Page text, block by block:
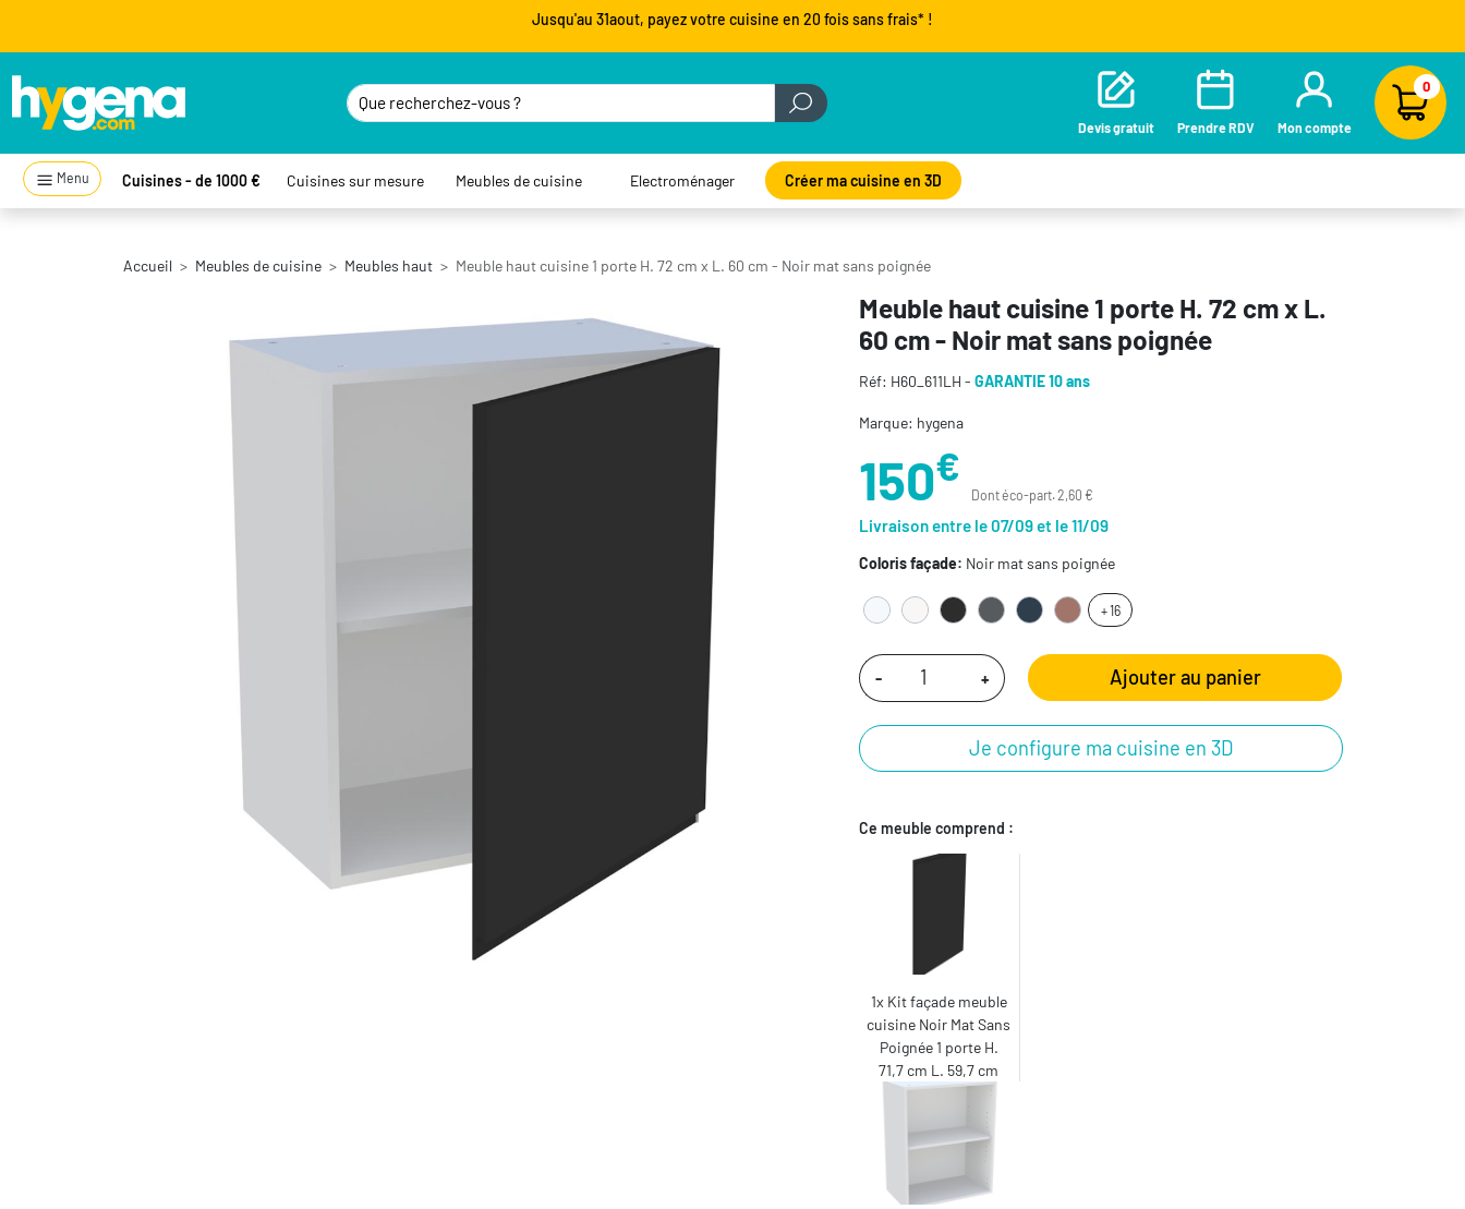
Jusqu'au 31aout, payez votre cuisine en 20 fois sans frais* !
Devis gratuit Prendre RDV Mon compte
0
Menu Cuisines - de 1000 € Cuisines sur mesure Meubles de cuisine Electroménager Créer ma cuisine en 3D
Accueil Meubles de cuisine Meubles haut Meuble haut cuisine 1 porte H. 72 cm x L. 60 cm - Noir mat sans poignée
Meuble haut cuisine 1 porte H. 72 cm x L.
60 cm - Noir mat sans poignée
Réf: H60_611LH - GARANTIE 10 ans
Marque: hygena
150€
Dont éco-part. 2,60 €
Livraison entre le 07/09 et le 11/09
Coloris façade: Noir mat sans poignée
+ 16
- + Ajouter au panier
Je configure ma cuisine en 3D
Ce meuble comprend :
1x Kit façade meuble
cuisine Noir Mat Sans
Poignée 1 porte H.
71,7 cm L. 59,7 cm